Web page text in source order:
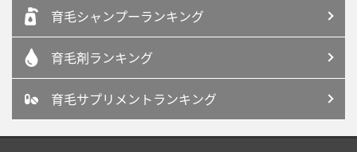
育毛シャンプーランキング
育毛剤ランキング
育毛サプリメントランキング